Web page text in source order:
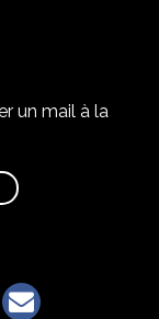
un mail à la
Instagram
compte Linkedin
vers la chaîne
S'aWonner à